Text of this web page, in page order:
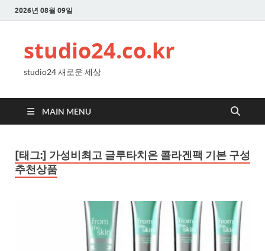
2026년 08월 09일
studio24.co.kr
studio24 새로운 세상
MAIN MENU
[태그:] 가성비최고 글루타치온 콜라겐팩 기본 구성
추천상품